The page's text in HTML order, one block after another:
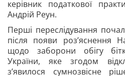
керівник податкової
Андрій Реун.
Перші переслідування
після появи роз’яснення
щодо заборони обігу
України, яке згодом
з’явилося сумнозвісне